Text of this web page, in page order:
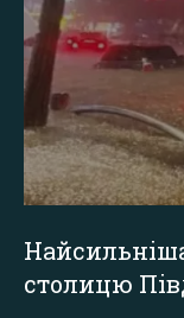
столицю